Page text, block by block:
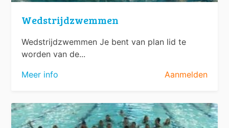
Wedstrijdzwemmen
Wedstrijdzwemmen Je bent van plan lid te
worden van de...
Meer info
Aanmelden